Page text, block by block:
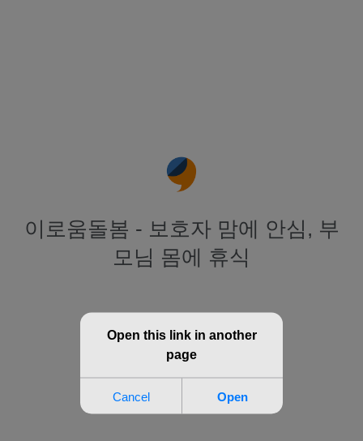
이로움돌봄 - 보호자 맘에 안심, 부
모님 몸에 휴식